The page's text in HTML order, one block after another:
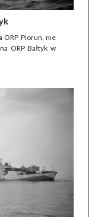
ORP Piorun, nie
ORP Bałtyk w